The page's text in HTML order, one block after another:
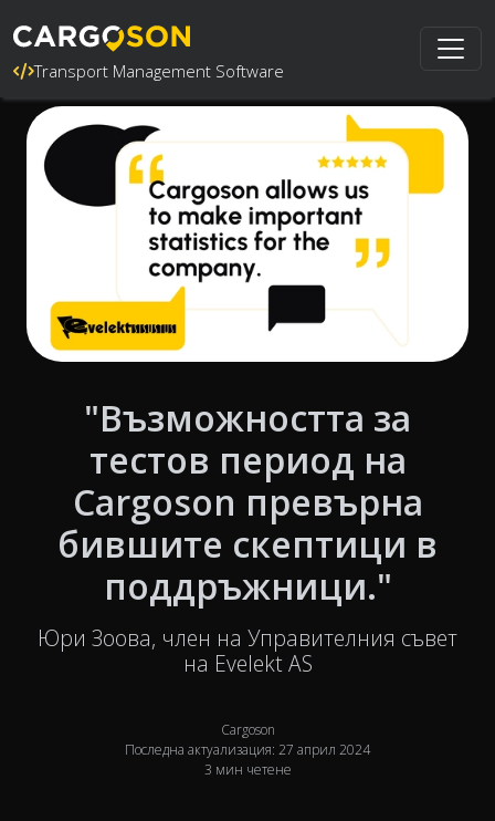
Transport Management Software
"Възможността за
тестов период на
Cargoson превърна
бившите скептици в
поддръжници."
Юри Зоова, член на Управителния съвет
на Evelekt AS
Cargoson
Последна актуализация: 27 април 2024
3 мин четене